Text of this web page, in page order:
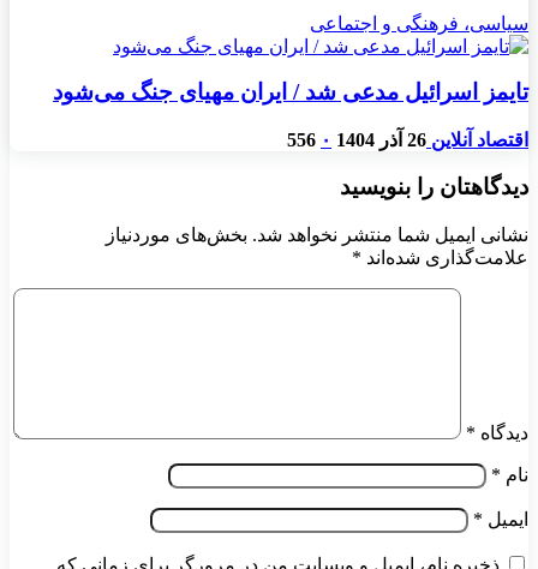
سیاسی، فرهنگی و اجتماعی
تایمز اسرائیل مدعی شد / ایران مهیای جنگ می‌شود
اقتصاد آنلاین 26 آذر 1404 ۰ 556
دیدگاهتان را بنویسید
نشانی ایمیل شما منتشر نخواهد شد. بخش‌های موردنیاز
علامت‌گذاری شده‌اند *
دیدگاه *
نام *
ایمیل *
ذخیره نام، ایمیل و وبسایت من در مرورگر برای زمانی که